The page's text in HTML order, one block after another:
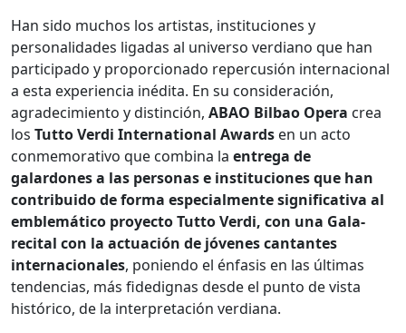
Han sido muchos los artistas, instituciones y
personalidades ligadas al universo verdiano que han
participado y proporcionado repercusión internacional
a esta experiencia inédita. En su consideración,
agradecimiento y distinción, ABAO Bilbao Opera crea
los Tutto Verdi International Awards en un acto
conmemorativo que combina la entrega de
galardones a las personas e instituciones que han
contribuido de forma especialmente significativa al
emblemático proyecto Tutto Verdi, con una Gala-
recital con la actuación de jóvenes cantantes
internacionales, poniendo el énfasis en las últimas
tendencias, más fidedignas desde el punto de vista
histórico, de la interpretación verdiana.